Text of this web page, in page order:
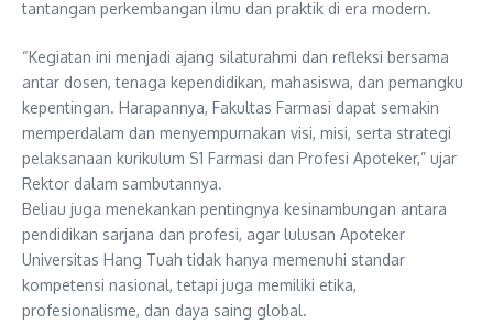
tantangan perkembangan ilmu dan praktik di era modern.
“Kegiatan ini menjadi ajang silaturahmi dan refleksi bersama
antar dosen, tenaga kependidikan, mahasiswa, dan pemangku
kepentingan. Harapannya, Fakultas Farmasi dapat semakin
memperdalam dan menyempurnakan visi, misi, serta strategi
pelaksanaan kurikulum S1 Farmasi dan Profesi Apoteker,” ujar
Rektor dalam sambutannya.
Beliau juga menekankan pentingnya kesinambungan antara
pendidikan sarjana dan profesi, agar lulusan Apoteker
Universitas Hang Tuah tidak hanya memenuhi standar
kompetensi nasional, tetapi juga memiliki etika,
profesionalisme, dan daya saing global.